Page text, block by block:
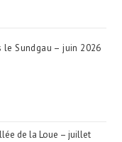
Sundgau – juin 2026
de la Loue – juillet